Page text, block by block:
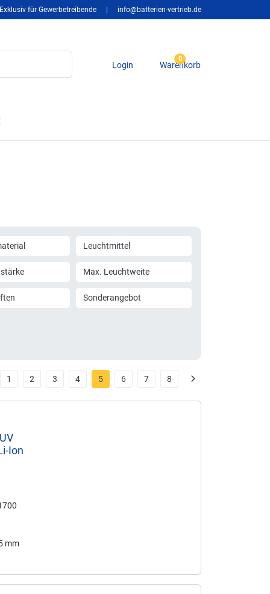
Exklusiv für Gewerbetreibende info@batterien-vertrieb.de
Login
0
Warenkorb
Leuchtmittel
Max. Leuchtweite
Sonderangebot
1 2 3 4 5 6 7 8
Ion
mm